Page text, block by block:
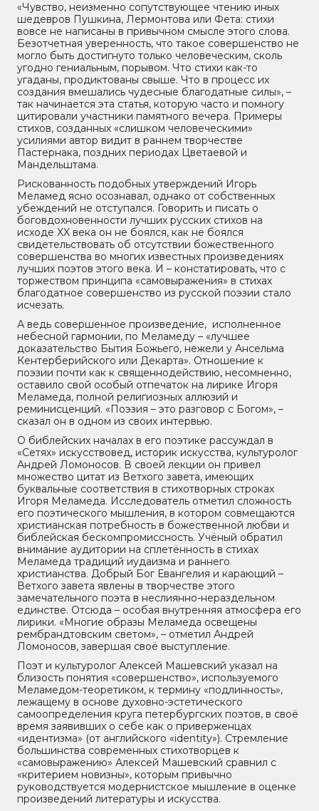
«Чувство, неизменно сопутствующее чтению иных
шедевров Пушкина, Лермонтова или Фета: стихи
вовсе не написаны в привычном смысле этого слова.
Безотчетная уверенность, что такое совершенство не
могло быть достигнуто только человеческим, сколь
угодно гениальным, порывом. Что стихи как-то
угаданы, продиктованы свыше. Что в процесс их
создания вмешались чудесные благодатные силы», –
так начинается эта статья, которую часто и помногу
цитировали участники памятного вечера. Примеры
стихов, созданных «слишком человеческими»
усилиями автор видит в раннем творчестве
Пастернака, поздних периодах Цветаевой и
Мандельштама.
Рискованность подобных утверждений Игорь
Меламед ясно осознавал, однако от собственных
убеждений не отступался. Говорить и писать о
боговдохновенности лучших русских стихов на
исходе XX века он не боялся, как не боялся
свидетельствовать об отсутствии божественного
совершенства во многих известных произведениях
лучших поэтов этого века. И – констатировать, что с
торжеством принципа «самовыражения» в стихах
благодатное совершенство из русской поэзии стало
исчезать.
А ведь совершенное произведение, исполненное
небесной гармонии, по Меламеду – «лучшее
доказательство Бытия Божьего, нежели у Ансельма
Кентерберийского или Декарта». Отношение к
поэзии почти как к священнодействию, несомненно,
оставило свой особый отпечаток на лирике Игоря
Меламеда, полной религиозных аллюзий и
реминисценций. «Поэзия – это разговор с Богом», –
сказал он в одном из своих интервью.
О библейских началах в его поэтике рассуждал в
«Сетях» искусствовед, историк искусства, культуролог
Андрей Ломоносов. В своей лекции он привел
множество цитат из Ветхого завета, имеющих
буквальные соответствия в стихотворных строках
Игоря Меламеда. Исследователь отметил сложность
его поэтического мышления, в котором совмещаются
христианская потребность в божественной любви и
библейская бескомпромиссность. Учёный обратил
внимание аудитории на сплетённость в стихах
Меламеда традиций иудаизма и раннего
христианства. Добрый Бог Евангелия и карающий –
Ветхого завета явлены в творчестве этого
замечательного поэта в неслиянно-нераздельном
единстве. Отсюда – особая внутренняя атмосфера его
лирики. «Многие образы Меламеда освещены
рембрандтовским светом», – отметил Андрей
Ломоносов, завершая своё выступление.
Поэт и культуролог Алексей Машевский указал на
близость понятия «совершенство», используемого
Меламедом-теоретиком, к термину «подлинность»,
лежащему в основе духовно-эстетического
самоопределения круга петербургских поэтов, в своё
время заявивших о себе как о приверженцах
«идентизма» (от английского «identity»). Стремление
большинства современных стихотворцев к
«самовыражению» Алексей Машевский сравнил с
«критерием новизны», которым привычно
руководствуется модернистское мышление в оценке
произведений литературы и искусства.